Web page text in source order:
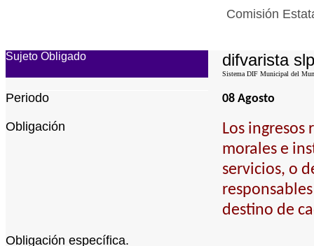
Comisión
Sujeto Obligado difvarista slp
Sistema DIF Municipal del
Periodo 08 Agosto
Obligación
Los ingresos
morales e
servicios, o
destino de
Obligación específica.